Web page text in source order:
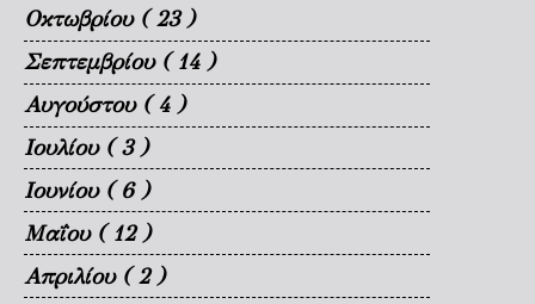
Οκτωβρίου ( 23 )
Σεπτεμβρίου ( 14 )
Αυγούστου ( 4 )
Ιουλίου ( 3 )
Ιουνίου ( 6 )
Μαΐου ( 12 )
Απριλίου ( 2 )